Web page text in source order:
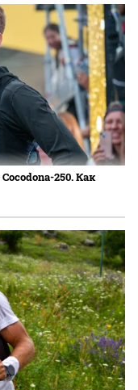
250. Как